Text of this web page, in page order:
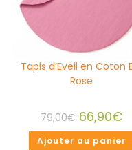
Tapis d’Eveil en Coton
Rose
79,00€ 66,90€
Ajouter au panier